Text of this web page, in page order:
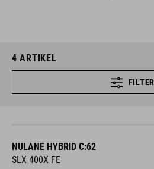
4 ARTIKEL
FILTER
NULANE HYBRID C:62
SLX 400X FE